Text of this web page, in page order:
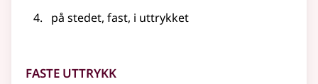
på stedet, fast, i uttrykket
Faste uttrykk